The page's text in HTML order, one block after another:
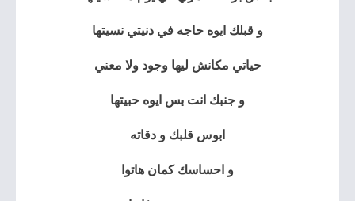
و قبلك ايوه حاجه في دنيتي نسيتها
حياتي مكانش ليها وجود ولا معني
و جنبك انت بس ايوه حبيتها
ابوس قلبك و دقاته
و احساسك كمان هاتوا